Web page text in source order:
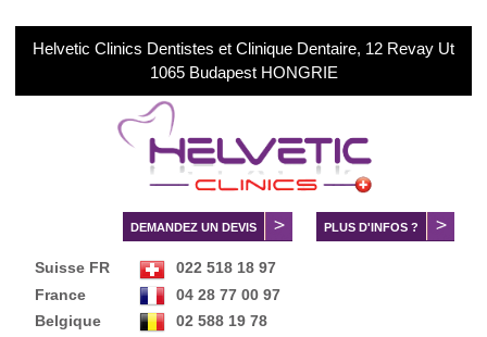
Helvetic Clinics Dentistes et Clinique Dentaire, 12 Revay Ut
1065 Budapest HONGRIE
DEMANDEZ UN DEVIS PLUS D'INFOS ?
Suisse FR
022 518 18 97
France
04 28 77 00 97
Belgique
02 588 19 78